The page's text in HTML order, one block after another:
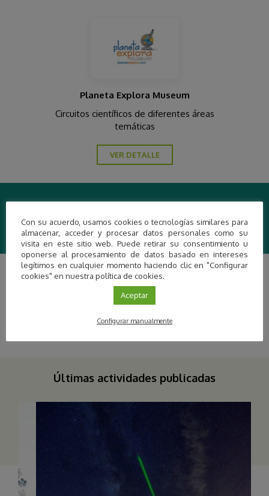
Planeta Explora Museum
Circuitos científicos de diferentes áreas
temáticas
VER DETALLE
german bernal info@planetaexplora.com
Últimas actividades publicadas
Con su acuerdo, usamos cookies o tecnologías similares para
almacenar, acceder y procesar datos personales como su
visita en este sitio web. Puede retirar su consentimiento u
oponerse al procesamiento de datos basado en intereses
legítimos en cualquier momento haciendo clic en "Configurar
cookies" en nuestra política de cookies.
Aceptar
Configurar manualmente